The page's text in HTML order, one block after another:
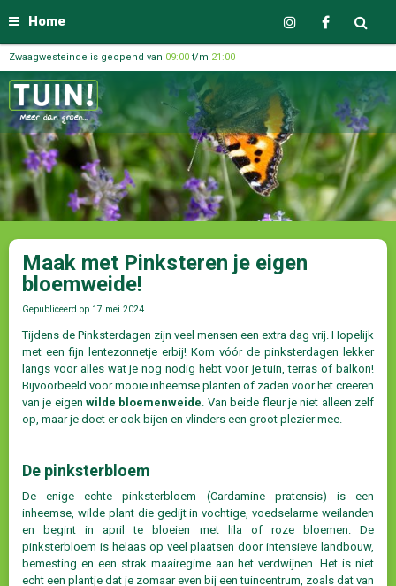
Home
Zwaagwesteinde is geopend van 09:00 t/m 21:00
Maak met Pinksteren je eigen
bloemweide!
Gepubliceerd op 17 mei 2024
Tijdens de Pinksterdagen zijn veel mensen een extra dag vrij. Hopelijk
met een fijn lentezonnetje erbij! Kom vóór de pinksterdagen lekker
langs voor alles wat je nog nodig hebt voor je tuin, terras of balkon!
Bijvoorbeeld voor mooie inheemse planten of zaden voor het creëren
van je eigenwilde bloemenweide. Van beide fleur je niet alleen zelf
op, maar je doet er ook bijen en vlinders een groot plezier mee.
De pinksterbloem
De enige echte pinksterbloem (Cardamine pratensis) is een
inheemse, wilde plant die gedijt in vochtige, voedselarme weilanden
en begint in april te bloeien met lila of roze bloemen. De
pinksterbloem is helaas op veel plaatsen door intensieve landbouw,
bemesting en een strak maairegime aan het verdwijnen. Het is niet
echt een plantje dat je zomaar even bij een tuincentrum, zoals dat van